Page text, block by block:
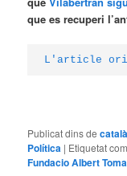
que es recuperi
L'article
Publicat dins de català
Política | Etiquetat
Fundacio Albert